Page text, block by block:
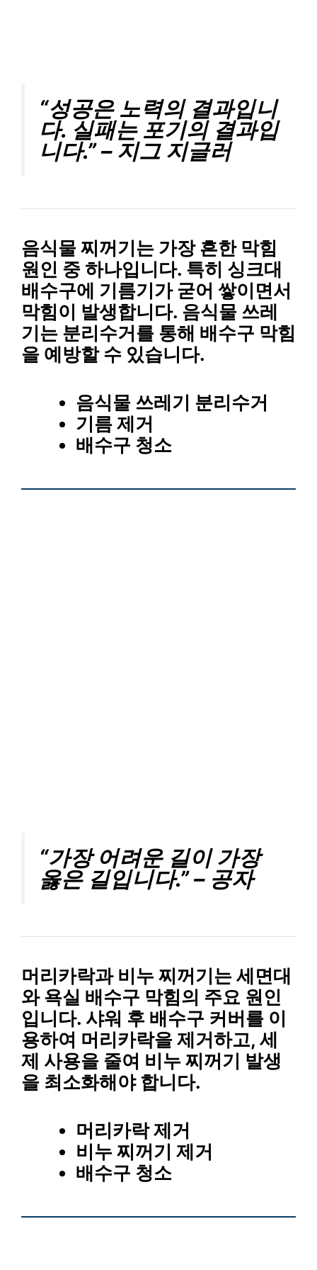
“성공은 노력의 결과입니
다. 실패는 포기의 결과입
니다.” – 지그 지글러
음식물 찌꺼기는 가장 흔한 막힘
원인 중 하나입니다. 특히 싱크대
배수구에 기름기가 굳어 쌓이면서
막힘이 발생합니다. 음식물 쓰레
기는 분리수거를 통해 배수구 막힘
을 예방할 수 있습니다.
음식물 쓰레기 분리수거
기름 제거
배수구 청소
“가장 어려운 길이 가장
옳은 길입니다.” – 공자
머리카락과 비누 찌꺼기는세면대
와 욕실 배수구 막힘의 주요 원인
입니다. 샤워 후 배수구 커버를 이
용하여 머리카락을 제거하고, 세
제 사용을 줄여 비누 찌꺼기 발생
을 최소화해야 합니다.
머리카락 제거
비누 찌꺼기 제거
배수구 청소